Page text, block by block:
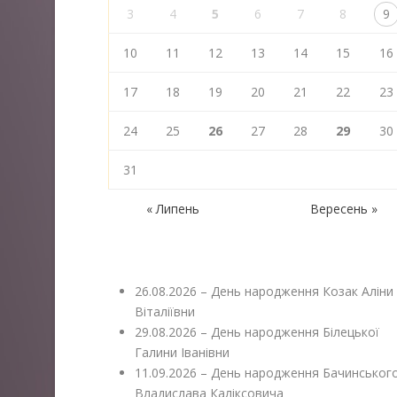
3 4 5 6 7 8 9
10 11 12 13 14 15 16
17 18 19 20 21 22 23
24 25 26 27 28 29 30
31
« Липень Вересень »
26.08.2026 – День народження Козак Аліни
Віталіївни
29.08.2026 – День народження Білецької
Галини Іванівни
11.09.2026 – День народження
Владислава Каліксовича